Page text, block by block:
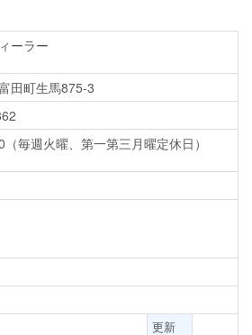
ーラー
田町生馬875-3
毎週火曜、第一第三月曜定休日）
更新